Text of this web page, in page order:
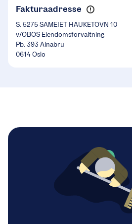
Fakturaadresse
S. 5275 SAMEIET HAUKETOVN 10
v/OBOS Eiendomsforvaltning
Pb. 393 Alnabru
0614 Oslo